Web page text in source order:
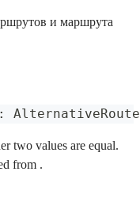
и маршрута
:
two values are equal.
from .